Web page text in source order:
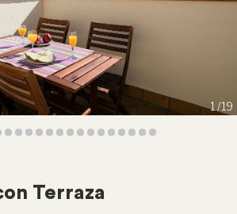
1 19
Terraza